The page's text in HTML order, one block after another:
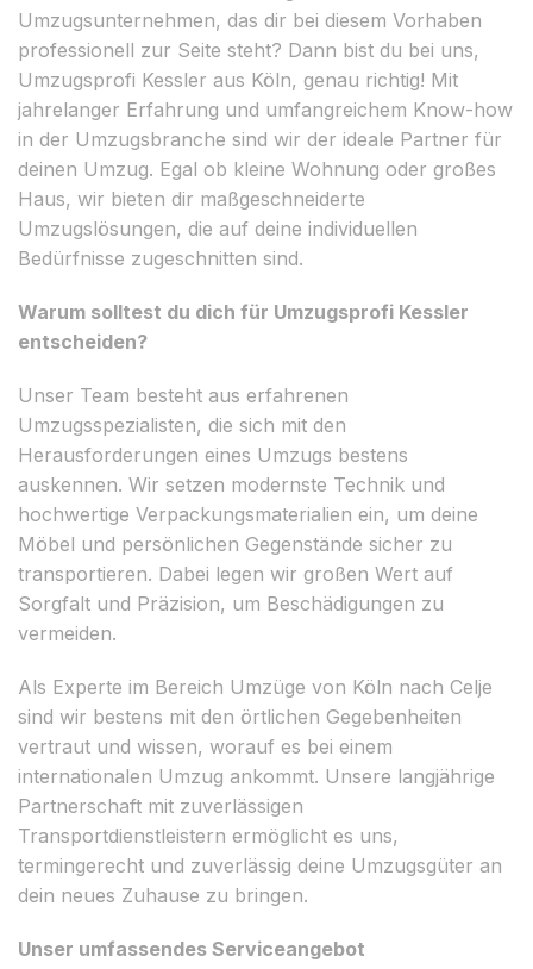
Umzugsunternehmen, das dir bei diesem Vorhaben
professionell zur Seite steht? Dann bist du bei uns,
Umzugsprofi Kessler aus Köln, genau richtig! Mit
jahrelanger Erfahrung und umfangreichem Know-how
in der Umzugsbranche sind wir der ideale Partner für
deinen Umzug. Egal ob kleine Wohnung oder großes
Haus, wir bieten dir maßgeschneiderte
Umzugslösungen, die auf deine individuellen
Bedürfnisse zugeschnitten sind.
Warum solltest du dich für Umzugsprofi Kessler
entscheiden?
Unser Team besteht aus erfahrenen
Umzugsspezialisten, die sich mit den
Herausforderungen eines Umzugs bestens
auskennen. Wir setzen modernste Technik und
hochwertige Verpackungsmaterialien ein, um deine
Möbel und persönlichen Gegenstände sicher zu
transportieren. Dabei legen wir großen Wert auf
Sorgfalt und Präzision, um Beschädigungen zu
vermeiden.
Als Experte im Bereich Umzüge von Köln nach Celje
sind wir bestens mit den örtlichen Gegebenheiten
vertraut und wissen, worauf es bei einem
internationalen Umzug ankommt. Unsere langjährige
Partnerschaft mit zuverlässigen
Transportdienstleistern ermöglicht es uns,
termingerecht und zuverlässig deine Umzugsgüter an
dein neues Zuhause zu bringen.
Unser umfassendes Serviceangebot